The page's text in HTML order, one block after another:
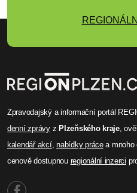
Zpravodajský a informační portál
denní zprávyz Plzeňského kraje,
kalendář akcí,nabídky prácea mnoho
cenově dostupnou regionální inzerci